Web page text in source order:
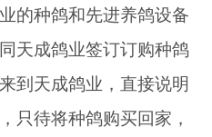
的种鸽和先进养鸽设备
天成鸽业签订订购种鸽
到天成鸽业，直接说明
只待将种鸽购买回家，